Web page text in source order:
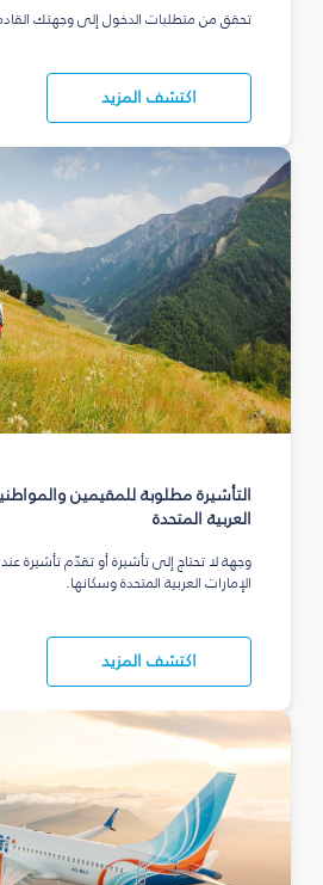
تحقق من متطلبات الدخول إلى وجهتك
اكتشف المزيد
التأشيرة مطلوبة للمقيمين
العربية المتحدة
وجهة لا تحتاج إلى تأشيرة أو تقدّم تأشيرة
الإمارات العربية المتحدة وسكانها.
اكتشف المزيد